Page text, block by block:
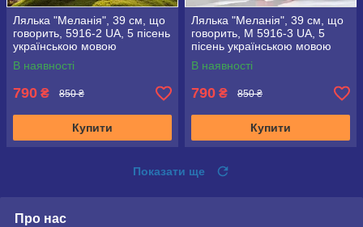
Лялька "Меланія", 39 см, що
говорить, 5916-2 UA, 5 пісень
українською мовою
В наявності
790 ₴ 850 ₴
Купити
Лялька "Меланія", 39 см, що
говорить, M 5916-3 UA, 5
пісень українською мовою
В наявності
790 ₴ 850 ₴
Купити
Показати ще
Про нас